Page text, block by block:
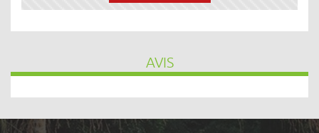
AVIS